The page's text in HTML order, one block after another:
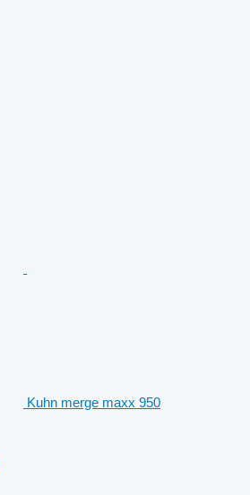
Kuhn merge maxx 950